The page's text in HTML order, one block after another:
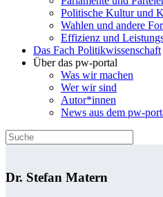
Politische Kultur und
Wahlen und andere
Effizienz und
Das Fach Politikwissenschaft
Über das pw-portal
Was wir machen
Wer wir sind
Autor*innen
News aus dem pw-
Dr. Stefan Matern